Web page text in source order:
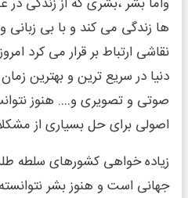
ها زندگی می کند و با بی
نقاشی ارتباط بر قرار می کرد
دنیا در سریع ترین و بهترین
صوتی و تصویری و…. هنوز
اصولی برای حل بسیاری از
زیاده خواهی کشورهای سلطه
جهانی است و هنوز بشر